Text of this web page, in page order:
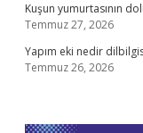
Kuşun yumurtasının
Temmuz 27, 2026
Yapım eki nedir
Temmuz 26, 2026